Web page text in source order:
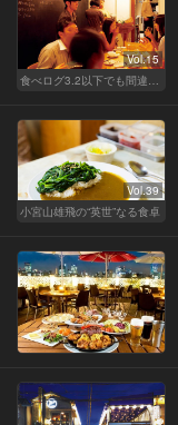
Vol.15
Vol.39
小宮山雄飛の“英世”なる食卓